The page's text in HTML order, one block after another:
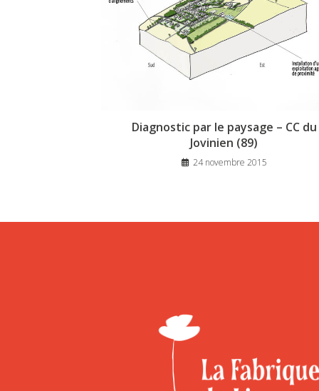
Diagnostic par le paysage – CC du
Jovinien (89)
24 novembre 2015